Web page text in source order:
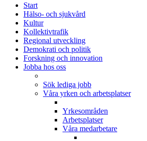
Start
Hälso- och sjukvård
Kultur
Kollektivtrafik
Regional utveckling
Demokrati och politik
Forskning och innovation
Jobba hos oss
Sök lediga jobb
Våra yrken och arbetsplatser
Yrkesområden
Arbetsplatser
Våra medarbetare